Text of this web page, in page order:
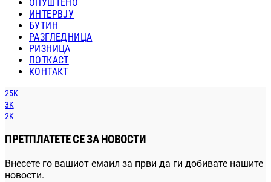
ОПУШТЕНО
ИНТЕРВЈУ
БУТИН
РАЗГЛЕДНИЦА
РИЗНИЦА
ПОТКАСТ
КОНТАКТ
25K
3K
2K
ПРЕТПЛАТЕТЕ СЕ ЗА НОВОСТИ
Внесете го вашиот емаил за први да ги добивате нашите
новости.